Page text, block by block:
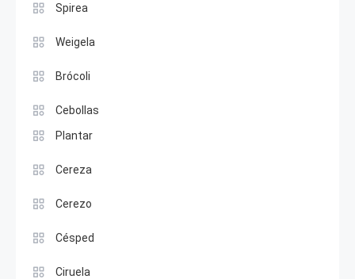
Spirea
Weigela
Brócoli
Cebollas
Plantar
Cereza
Cerezo
Césped
Ciruela